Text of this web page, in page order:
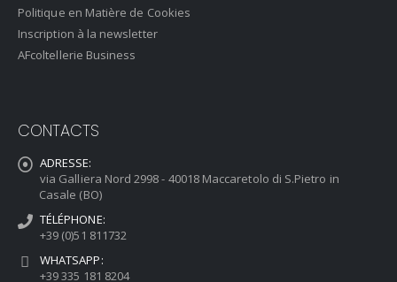
Politique en Matière de Cookies
Inscription à la newsletter
AFcoltellerie Business
CONTACTS
ADRESSE:
via Galliera Nord 2998 - 40018 Maccaretolo di S.Pietro in
Casale (BO)
TÉLÉPHONE:
+39 (0)51 811732
WHATSAPP:
+39 335 181 8204